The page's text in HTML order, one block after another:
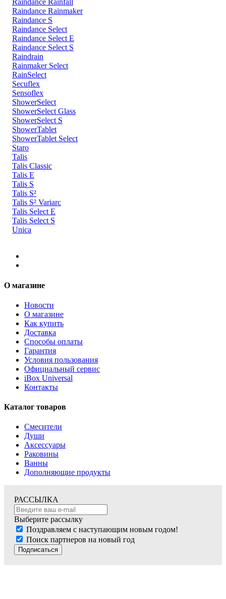
Raindance Rainfall
Raindance Rainmaker
Raindance S
Raindance Select
Raindance Select E
Raindance Select S
Raindrain
Rainmaker Select
RainSelect
Secuflex
Sensoflex
ShowerSelect
ShowerSelect Glass
ShowerSelect S
ShowerTablet
ShowerTablet Select
Staro
Talis
Talis Classic
Talis E
Talis S
Talis S²
Talis S² Variarc
Talis Select E
Talis Select S
Unica
О магазине
Новости
О магазине
Как купить
Доставка
Способы оплаты
Гарантия
Условия пользования
Официальный сервис
iBox Universal
Контакты
Каталог товаров
Смесители
Души
Аксессуары
Раковины
Ванны
Дополняющие продукты
РАССЫЛКА
Выберите рассылку
Поздравляем с наступающим новым годом!
Поиск партнеров на новый год
Подписаться